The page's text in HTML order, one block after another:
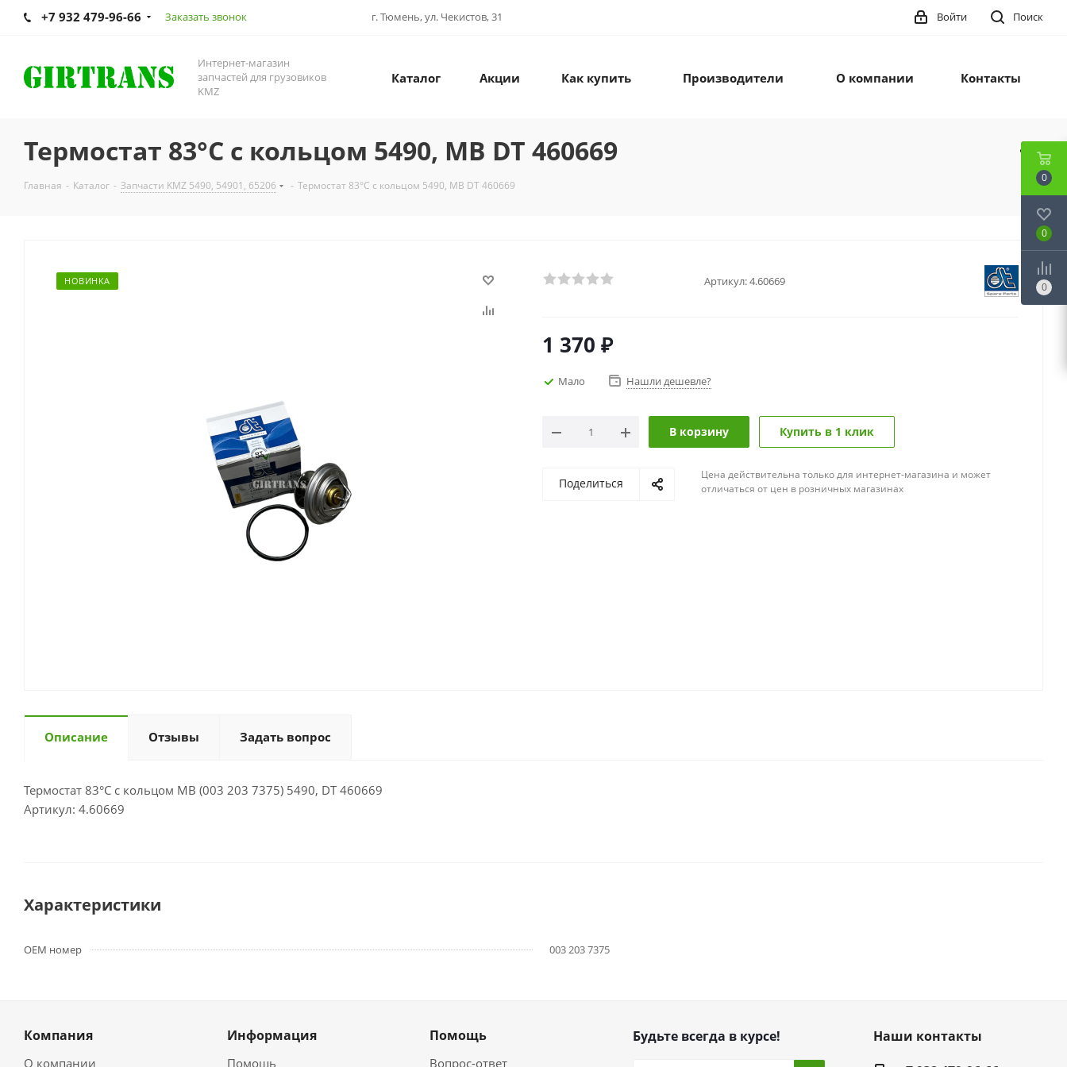
+7 932 479-96-66 Заказать звонок г. Тюмень, ул. Чекистов, 31 Поиск
Войти
Интернет-магазин
запчастей для грузовиков
KMZ
Каталог Акции Как купить Производители О компании Контакты
Термостат 83°C с кольцом 5490, MB DT 460669
Главная - Каталог - Запчасти KMZ 5490, 54901, 65206 - Термостат 83°C с кольцом 5490, MB DT 460669
НОВИНКА Артикул:4.60669
1 370 ₽
Мало Нашли дешевле?
В корзину Купить в 1 клик
Поделиться
Цена действительна только для интернет-магазина и может
отличаться от цен в розничных магазинах
Описание Отзывы Задать вопрос
Термостат 83°C с кольцом MB (003 203 7375) 5490, DT 460669
Артикул: 4.60669
Характеристики
OEM номер 003 203 7375
Компания
О компании
Информация
Помощь
Помощь
Вопрос-ответ
Будьте всегда в курсе!
Наши контакты
0
0
0